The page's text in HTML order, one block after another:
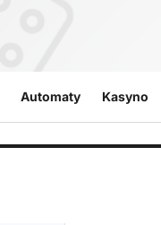
Automaty Kasyno